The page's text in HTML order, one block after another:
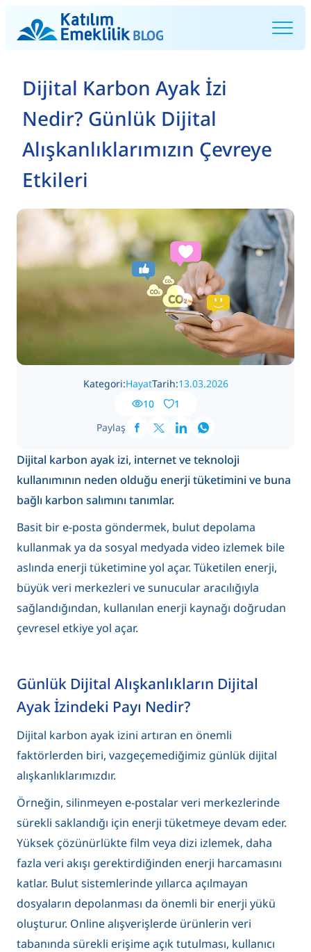
Dijital Karbon Ayak İzi
Nedir? Günlük Dijital
Alışkanlıklarımızın Çevreye
Etkileri
Kategori:HayatTarih:13.03.2026
10
1
Paylaş
Dijital karbon ayak izi, internet ve teknoloji
kullanımının neden olduğu enerji tüketimini ve buna
bağlı karbon salımını tanımlar.
Basit bir e-posta göndermek, bulut depolama
kullanmak ya da sosyal medyada video izlemek bile
aslında enerji tüketimine yol açar. Tüketilen enerji,
büyük veri merkezleri ve sunucular aracılığıyla
sağlandığından, kullanılan enerji kaynağı doğrudan
çevresel etkiye yol açar.
Günlük Dijital Alışkanlıkların Dijital
Ayak İzindeki Payı Nedir?
Dijital karbon ayak izini artıran en önemli
faktörlerden biri, vazgeçemediğimiz günlük dijital
alışkanlıklarımızdır.
Örneğin, silinmeyen e-postalar veri merkezlerinde
sürekli saklandığı için enerji tüketmeye devam eder.
Yüksek çözünürlükte film veya dizi izlemek, daha
fazla veri akışı gerektirdiğinden enerji harcamasını
katlar. Bulut sistemlerinde yıllarca açılmayan
dosyaların depolanması da önemli bir enerji yükü
oluşturur. Online alışverişlerde ürünlerin veri
tabanında sürekli erişime açık tutulması, kullanıcı